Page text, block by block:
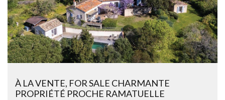
À LA VENTE, FOR SALE CHARMANTE
PROPRIÉTÉ PROCHE RAMATUELLE